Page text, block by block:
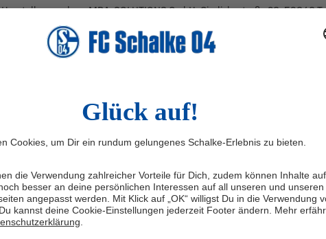
Herstellerangaben: MBA-SOLUTIONS GmbH, Gierlichsstraße 26, 53840